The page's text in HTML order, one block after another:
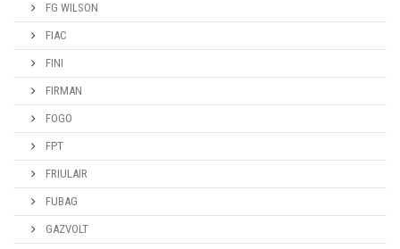
FG WILSON
FIAC
FINI
FIRMAN
FOGO
FPT
FRIULAIR
FUBAG
GAZVOLT